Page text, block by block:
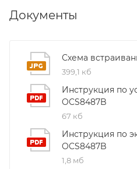
готовить блюда на пару с
вкусовых и питательных
резервуар объёмом 1,3 л
количество воды для
уникальный
мелкодисперсный пар,
жидкость на поверхности
Документы
Схема
399,1 кб
Инструкция по
OCS8487B
67 кб
Инструкция по
OCS8487B
1,8 мб